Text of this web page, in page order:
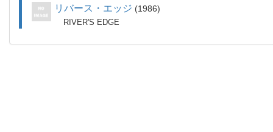
リバース・エッジ 1986
RIVER'S EDGE